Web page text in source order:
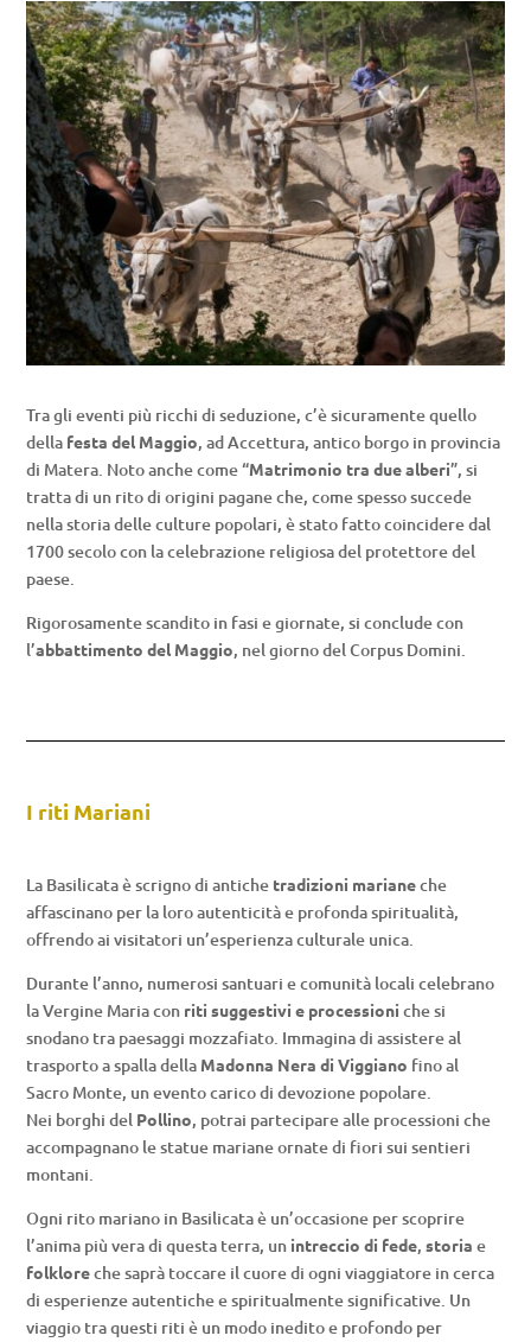
Tra gli eventi più ricchi di seduzione, c’è sicuramente quello
della festa del Maggio, ad Accettura, antico borgo in provincia
di Matera. Noto anche come “Matrimonio tra due alberi”, si
tratta di un rito di origini pagane che, come spesso succede
nella storia delle culture popolari, è stato fatto coincidere dal
1700 secolo con la celebrazione religiosa del protettore del
paese.
Rigorosamente scandito in fasi e giornate, si conclude con
l’abbattimento del Maggio, nel giorno del Corpus Domini.
I riti Mariani
La Basilicata è scrigno di antiche tradizioni marianeche
affascinano per la loro autenticità e profonda spiritualità,
offrendo ai visitatori un’esperienza culturale unica.
Durante l’anno, numerosi santuari e comunità locali celebrano
la Vergine Maria con riti suggestivi e processioni che si
snodano tra paesaggi mozzafiato. Immagina di assistere al
trasporto a spalla della Madonna Nera di Viggiano fino al
Sacro Monte, un evento carico di devozione popolare.
Nei borghi del Pollino, potrai partecipare alle processioni che
accompagnano le statue mariane ornate di fiori sui sentieri
montani.
Ogni rito mariano in Basilicata è un’occasione per scoprire
l’anima più vera di questa terra, un intreccio di fede,storiae
folkloreche saprà toccare il cuore di ogni viaggiatore in cerca
di esperienze autentiche e spiritualmente significative. Un
viaggio tra questi riti è un modo inedito e profondo per